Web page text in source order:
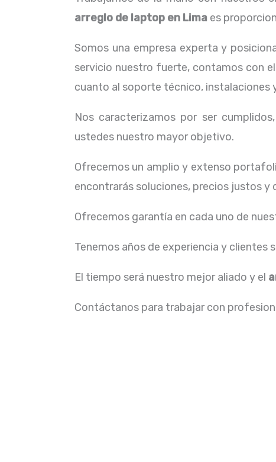
arreglo de laptop en Lima es
Somos una empresa experta y
servicio nuestro fuerte, contamos con
cuanto al soporte técnico, instalaciones
Nos caracterizamos por ser
ustedes nuestro mayor objetivo.
Ofrecemos un amplio y extenso
encontrarás soluciones, precios justos y
Ofrecemos garantía en cada uno de
Tenemos años de experiencia y clientes
El tiempo será nuestro mejor aliado y el
Contáctanos para trabajar con